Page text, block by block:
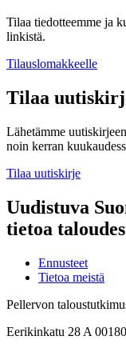
Tilaa tiedotteemme ja
linkistä.
Tilauslomakkeelle
Tilaa
Lähetämme
noin kerran
Tilaa uutiskirje
Uudistuva
tietoa
Ennusteet
Tietoa meistä
Pellervon
Eerikinkatu 28 A